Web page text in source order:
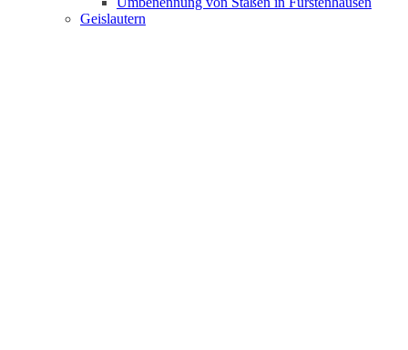
Geislautern